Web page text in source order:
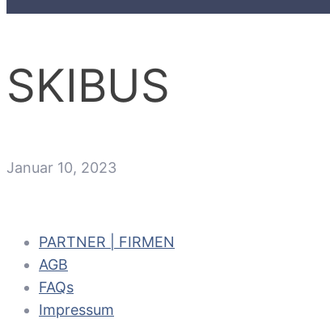
SKIBUS
Januar 10, 2023
PARTNER | FIRMEN
AGB
FAQs
Impressum